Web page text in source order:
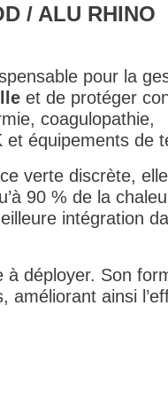
/ ALU RHINO
pour la
et de protéger
coagulopathie,
équipements de
verte discrète, elle
90 % de la
intégration
à déployer. Son
ainsi